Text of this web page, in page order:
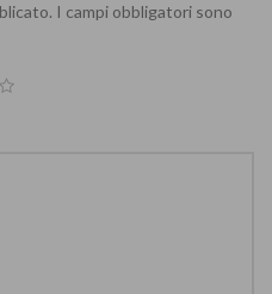
I campi obbligatori sono